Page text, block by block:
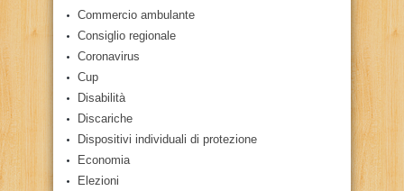
Commercio ambulante
Consiglio regionale
Coronavirus
Cup
Disabilità
Discariche
Dispositivi individuali di protezione
Economia
Elezioni